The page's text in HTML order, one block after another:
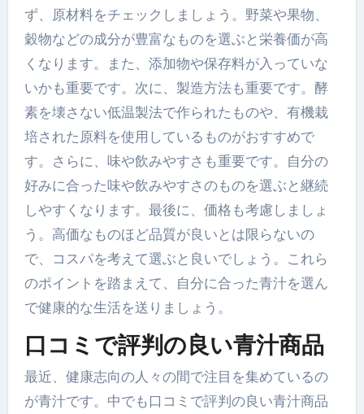
ず、原材料をチェックしましょう。野菜や果物、
穀物などの成分が豊富なものを選ぶと栄養価が高
くなります。また、添加物や保存料が入っていな
いかも重要です。次に、製造方法も重要です。酵
素を壊さない低温製法で作られたものや、有機栽
培された原料を使用しているものがおすすめで
す。さらに、味や飲みやすさも重要です。自分の
好みに合った味や飲みやすさのものを選ぶと継続
しやすくなります。最後に、価格も考慮しましょ
う。高価なものほど品質が良いとは限らないの
で、コスパを考えて選ぶと良いでしょう。これら
のポイントを踏まえて、自分に合った青汁を選ん
で健康的な生活を送りましょう。
口コミで評判の良い青汁商品
最近、健康志向の人々の間で注目を集めているの
が青汁です。中でも口コミで評判の良い青汁商品